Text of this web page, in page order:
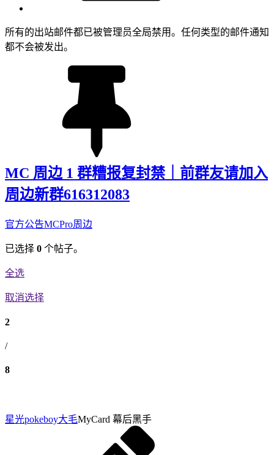
所有的出站邮件都已被管理员全局禁用。任何类型的邮件通知
都不会被发出。
MC 周边 1 群糟报复封禁｜前群友请加入
周边新群616312083
官方公告MCPro周边
已选择 0 个帖子。
全选
取消选择
2
/
8
星光pokeboy大毛MyCard 幕后黑手